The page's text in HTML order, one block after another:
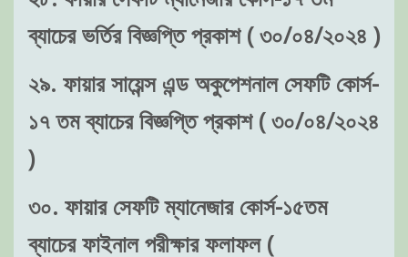
ব্যাচের ভর্তির বিজ্ঞপ্তি প্রকাশ ( ৩০/০৪/২০২৪ )
২৯. ফায়ার সায়েন্স এন্ড অকুপেশনাল সেফটি কোর্স-
১৭ তম ব্যাচের বিজ্ঞপ্তি প্রকাশ ( ৩০/০৪/২০২৪
)
৩০. ফায়ার সেফটি ম্যানেজার কোর্স-১৫তম
ব্যাচের ফাইনাল পরীক্ষার ফলাফল (